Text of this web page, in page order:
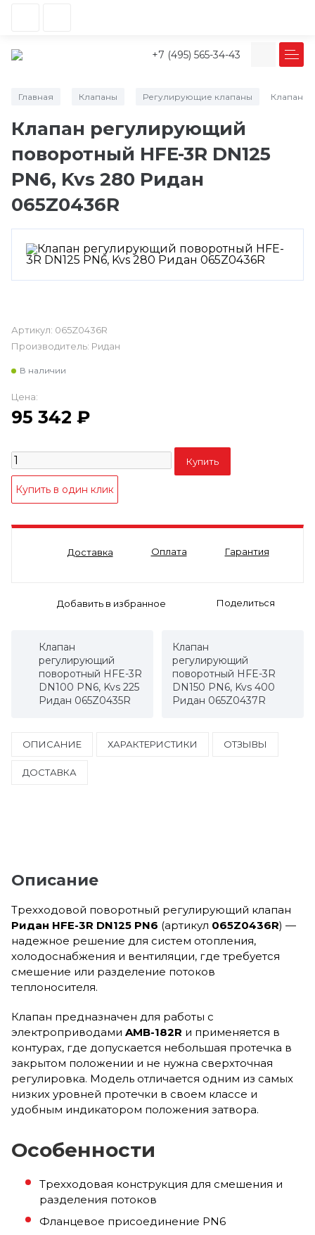
+7 (495) 565-34-43
Главная Клапаны Регулирующие клапаны Клапан
Клапан регулирующий
поворотный HFE-3R DN125
PN6, Kvs 280 Ридан
065Z0436R
Артикул: 065Z0436R
Производитель: Ридан
В наличии
Цена:
95 342 ₽
Доставка Оплата Гарантия
Поделиться
Клапан
регулирующий
поворотный HFE-3R
DN100 PN6, Kvs 225
Ридан 065Z0435R
Клапан
регулирующий
поворотный HFE-3R
DN150 PN6, Kvs 400
Ридан 065Z0437R
ОПИСАНИЕ ХАРАКТЕРИСТИКИ ОТЗЫВЫ
ДОСТАВКА
Описание
Трехходовой поворотный регулирующий клапан
Ридан HFE-3R DN125 PN6 (артикул 065Z0436R) —
надежное решение для систем отопления,
холодоснабжения и вентиляции, где требуется
смешение или разделение потоков
теплоносителя.
Клапан предназначен для работы с
электроприводами AMB-182R и применяется в
контурах, где допускается небольшая протечка в
закрытом положении и не нужна сверхточная
регулировка. Модель отличается одним из самых
низких уровней протечки в своем классе и
удобным индикатором положения затвора.
Особенности
Трехходовая конструкция для смешения и
разделения потоков
Фланцевое присоединение PN6